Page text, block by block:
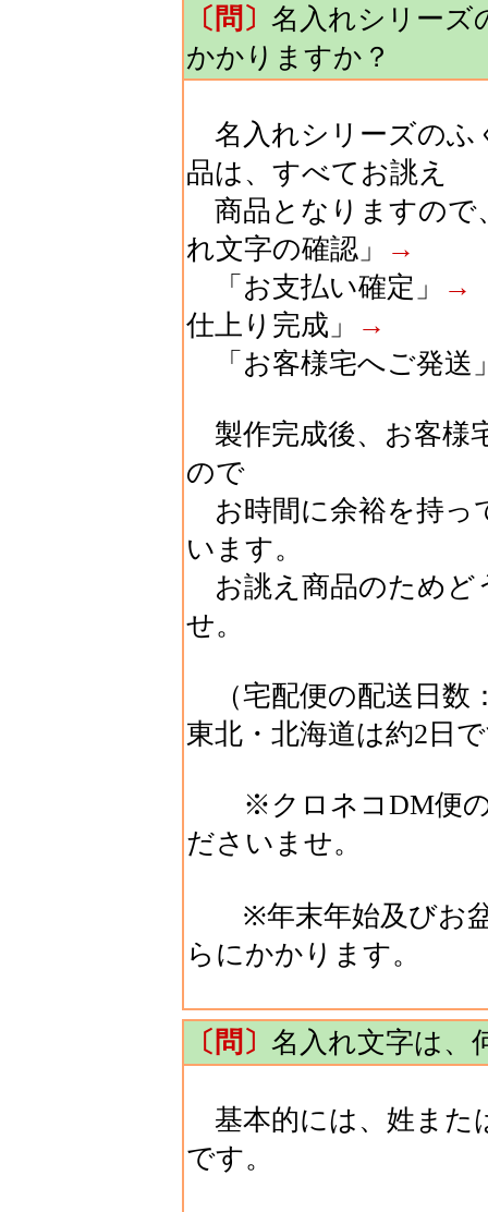
〔問〕 名入れシリーズ
かかりますか？
名入れシリーズのふ
品は、すべてお誂え
商品となりますので
れ文字の確認」
→
「お支払い確定」
→
仕上り完成」
→
「お客様宅へご発送
製作完成後、お客様
ので
お時間に余裕を持っ
います。
お誂え商品のためど
せ。
（宅配便の配送日数
東北・北海道は約2日
※クロネコDM便の
ださいませ。
※年末年始及びお盆
らにかかります。
〔問〕 名入れ文字は、
基本的には、姓また
です。